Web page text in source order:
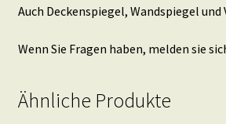
Auch Deckenspiegel, Wandspiegel und
Wenn Sie Fragen haben, melden sie
Ähnliche Produkte